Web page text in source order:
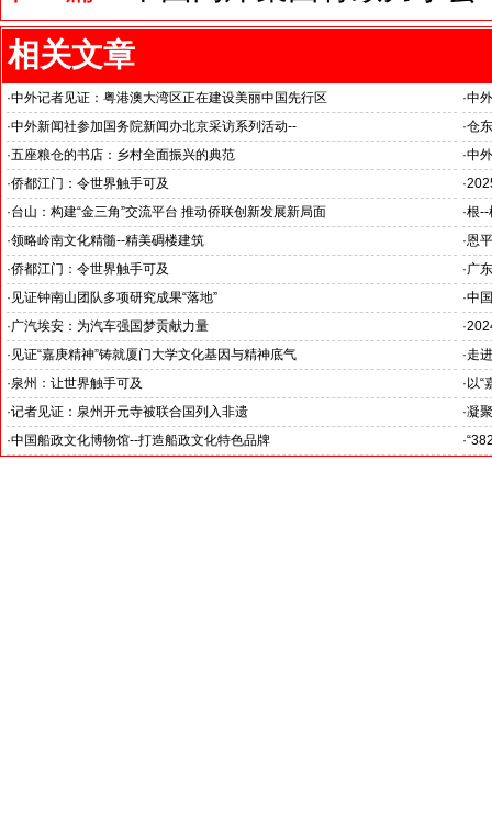
相关文章
·中外记者见证：粤港澳大湾区正在建设美丽中国先行区 ·中
推
·中外新闻社参加国务院新闻办北京采访系列活动--
“科技创新和产业创新”中外记者见面会
·仓
--中
·五座粮仓的书店：乡村全面振兴的典范
--中外新闻社参加海外华文媒体广东江门采访之三
·中
--中
·侨都江门：令世界触手可及
--中外新闻社参加海外华文媒体广东江门采访之一
·
·台山：构建“金三角”交流平台 推动侨联创新发展新局面 ·根--
·领略岭南文化精髓--精美碉楼建筑 ·恩
·侨都江门：令世界触手可及 ·广
· 见证钟南山团队多项研究成果“落地” ·中
·广汽埃安：为汽车强国梦贡献力量 ·
· 见证“嘉庚精神”铸就厦门大学文化基因与精神底气 ·走
·泉州：让世界触手可及 · 以“
·记者见证：泉州开元寺被联合国列入非遗 ·凝
·中国船政文化博物馆--打造船政文化特色品牌 ·